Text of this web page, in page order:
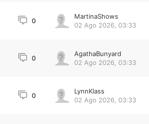
0
MartinaShows
02 Ago 2026, 03:33
0
AgathaBunyard
02 Ago 2026, 03:33
0
LynnKlass
02 Ago 2026, 03:33